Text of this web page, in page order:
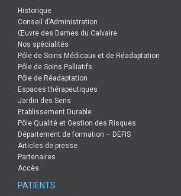
Informatique et libertés
Informations tarifaires
Sortie
Faire un don
PROFESSIONNELS DE SANTÉ
Demander une admission pour votre patient
Demander une intervention de notre EMSP
Nos publications scientifiques
E-santé
Mon Espace Santé
Historique
Conseil d’Administration
Œuvre des Dames du Calvaire
Nos spécialités
Pôle de Soins Médicaux et de Réadaptation
Pôle de Soins Palliatifs
Pôle de Réadaptation
Espaces thérapeutiques
Jardin des Sens
Etablissement Durable
Pôle Qualité et Gestion des Risques
Département de formation – DEFIS
Articles de presse
Partenaires
Accès
PATIENTS